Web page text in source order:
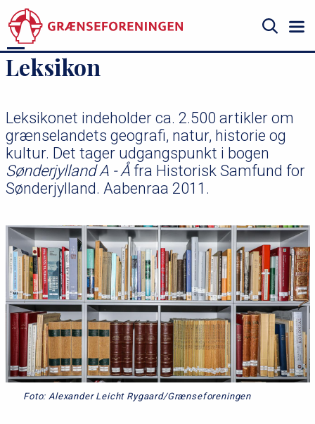
til
hovedindhold
Søg
Leksikon
Leksikonet indeholder ca. 2.500 artikler om
grænselandets geografi, natur, historie og
kultur. Det tager udgangspunkt i bogen
Sønderjylland A - Åfra Historisk Samfund for
Sønderjylland. Aabenraa 2011.
Foto: Alexander Leicht Rygaard/Grænseforeningen